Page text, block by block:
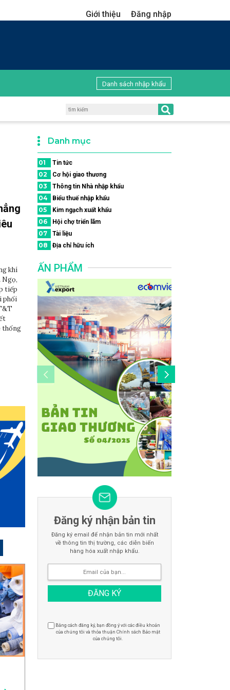
Giới thiệu Đăng nhập
Danh sách nhập khẩu
khí
Ngọ,
tiếp
phối
thống
Danh mục
01 Tin tức
02 Cơ hội giao thương
03 Thông tin Nhà nhập khẩu
04 Biểu thuế nhập khẩu
05 Kim ngạch xuất khẩu
06 Hội chợ triển lãm
07 Tài liệu
08 Địa chỉ hữu ích
ẤN PHẨM
Đăng ký nhận bản tin
Đăng ký email để nhận bản tin mới nhất
về thông tin thị trường, các diễn biến
hàng hóa xuất nhập khẩu.
Bằng cách đăng ký, bạn đồng ý với các điều khoản
của chúng tôi và thỏa thuận Chính sách Bảo mật
của chúng tôi.